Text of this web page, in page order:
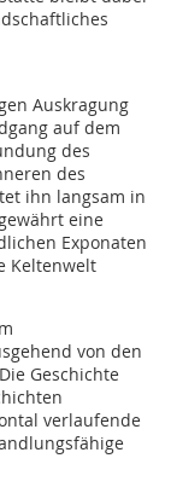
Auskragung
auf dem
des
des
ihn langsam in
eine
Exponaten
Keltenwelt
von den
Geschichte
verlaufende